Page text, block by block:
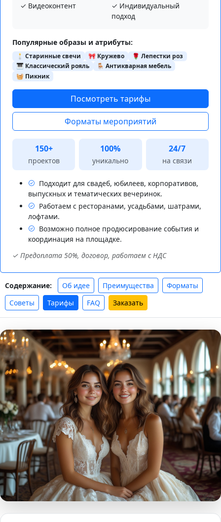
✓ Видеоконтент
✓ Индивидуальный
подход
Популярные образы и атрибуты:
🕯️ Старинные свечи 🎀 Кружево
🌹 Лепестки роз
🎹 Классический рояль
🪑 Антикварная мебель
🧺 Пикник
Посмотреть тарифы
Форматы мероприятий
150+
проектов
100%
уникально
24/7
на связи
Подходит для свадеб, юбилеев, корпоративов,
выпускных и тематических вечеринок.
Работаем с ресторанами, усадьбами, шатрами,
лофтами.
Возможно полное продюсирование события и
координация на площадке.
✓ Предоплата 50%, договор, работаем с НДС
Содержание: Об идее Преимущества
Форматы
Советы
Тарифы FAQ Заказать